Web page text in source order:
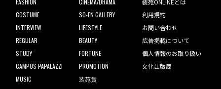
COSTUME
INTERVIEW
REGULAR
STUDY
CAMPUS PAPALAZZI
MUSIC
SO-EN GALLERY
LIFESTYLE
BEAUTY
FORTUNE
PROMOTION
装苑賞
利用規約
お問い合わせ
広告掲載について
個人情報のお取り扱い
文化出版局